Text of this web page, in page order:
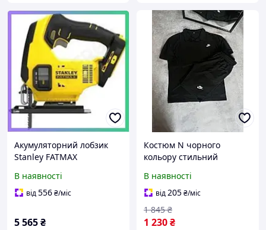
Акумуляторний лобзик
Stanley FATMAX
металу 0-2500 об/хв різак
В наявності
від556₴/міс
5 565₴
Костюм N чорного
кольору стильний
матеріалом для різних
випадків життя
В наявності
від205₴/міс
1 230₴
1 845 ₴